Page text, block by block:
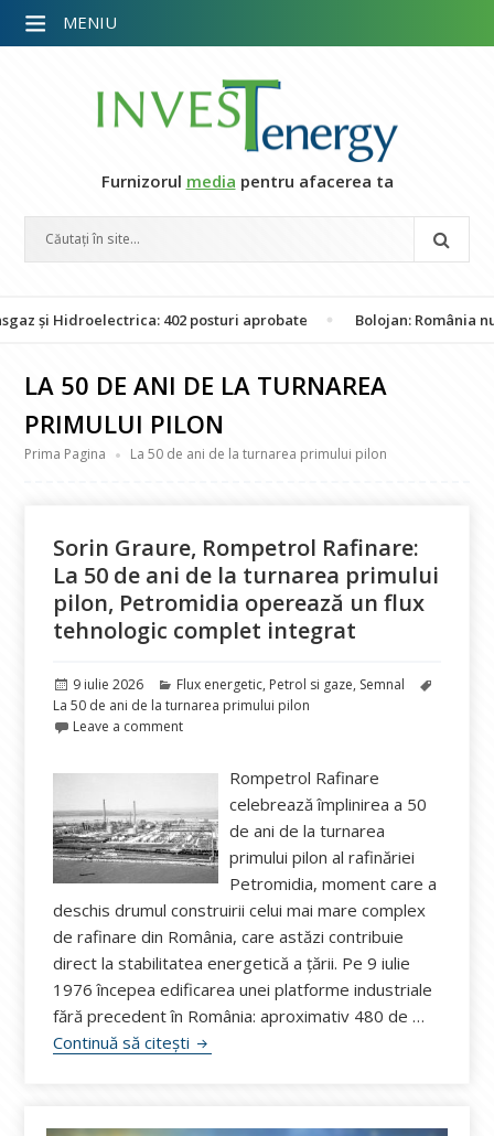
Furnizorul media pentru afacerea ta
402 posturi aprobate Bolojan: România nu
LA 50 DE ANI DE LA TURNAREA
PRIMULUI PILON
Prima Pagina La 50 de ani de la turnarea primului pilon
Sorin Graure, Rompetrol Rafinare:
La 50 de ani de la turnarea primului
pilon, Petromidia operează un flux
tehnologic complet integrat
Publicat
pe
9 iulie 2026 Categorii
Flux energetic, Petrol si gaze, Semnal
La 50 de ani de la turnarea primului pilon
Leave a comment
Rompetrol Rafinare
celebrează împlinirea a 50
de ani de la turnarea
primului pilon al rafinăriei
Petromidia, moment care a
deschis drumul construirii celui mai mare complex
de rafinare din România, care astăzi contribuie
direct la stabilitatea energetică a țării. Pe 9 iulie
1976 începea edificarea unei platforme industriale
fără precedent în România: aproximativ 480 de …
Continuă să citești Sorin Graure, Rompetrol Rafinare: La
MENIU